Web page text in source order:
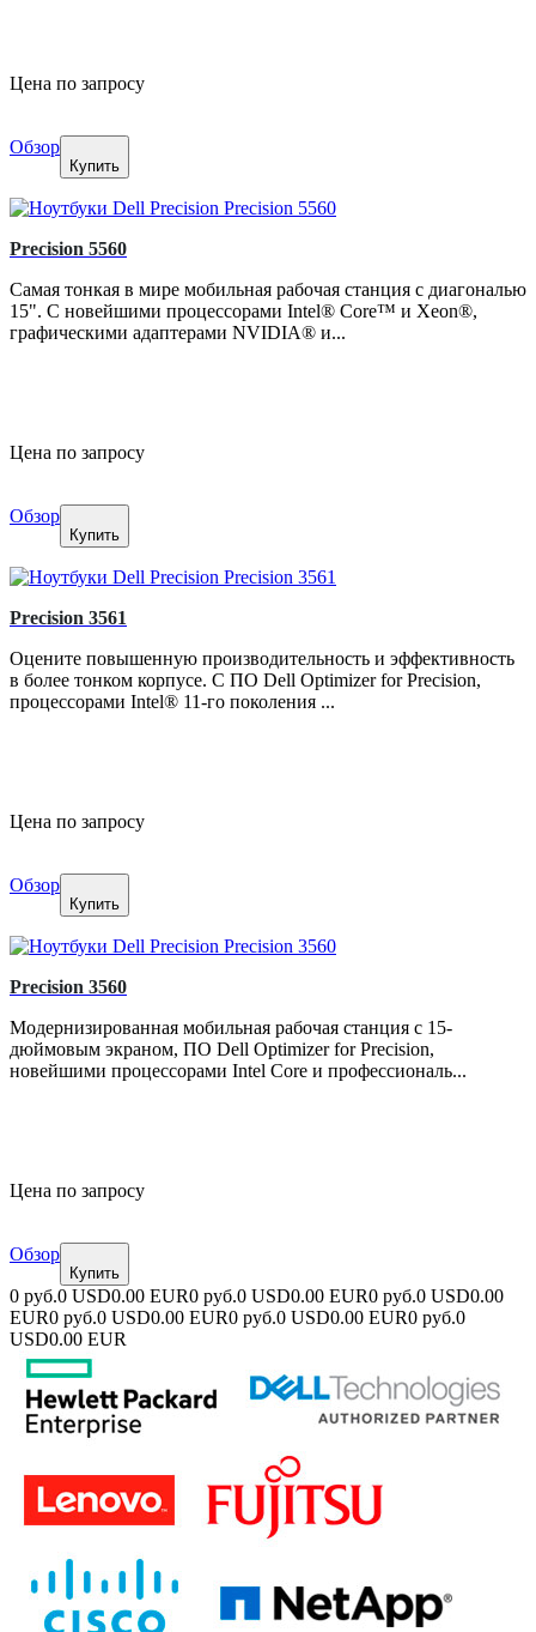
Цена по запросу
Обзор
Купить
Precision 5560
Самая тонкая в мире мобильная рабочая станция с диагональю
15". С новейшими процессорами Intel® Core™ и Xeon®,
графическими адаптерами NVIDIA® и...
Цена по запросу
Обзор
Купить
Precision 3561
Оцените повышенную производительность и эффективность
в более тонком корпусе. С ПО Dell Optimizer for Precision,
процессорами Intel® 11-го поколения ...
Цена по запросу
Обзор
Купить
Precision 3560
Модернизированная мобильная рабочая станция с 15-
дюймовым экраном, ПО Dell Optimizer for Precision,
новейшими процессорами Intel Core и профессиональ...
Цена по запросу
Обзор
Купить
0 руб.0 USD0.00 EUR0 руб.0 USD0.00 EUR0 руб.0 USD0.00
EUR0 руб.0 USD0.00 EUR0 руб.0 USD0.00 EUR0 руб.0
USD0.00 EUR